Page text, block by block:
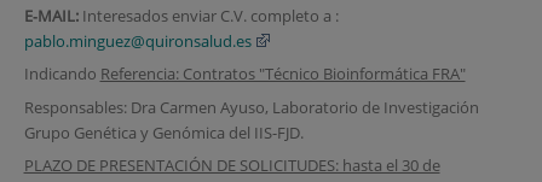
E‐MAIL: Interesados enviar C.V. completo a :
pablo.minguez@quironsalud.es
Indicando Referencia: Contratos "Técnico Bioinformática FRA"
Responsables: Dra Carmen Ayuso, Laboratorio de Investigación
Grupo Genética y Genómica del IIS-FJD.
PLAZO DE PRESENTACIÓN DE SOLICITUDES: hasta el 30 de